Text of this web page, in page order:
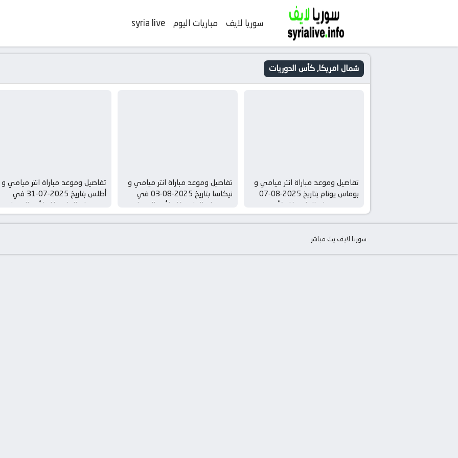
سوريا لايف مباريات اليوم syria live
شمال امريكا, كأس الدوريات
تفاصيل وموعد مباراة انتر ميامي و
بوماس يونام بتاريخ 2025-08-07
في دوري شمال امريكا, كأس
الدوريات
تفاصيل وموعد مباراة انتر ميامي و
نيكاسا بتاريخ 2025-08-03 في
دوري شمال امريكا, كأس الدوريات
تفاصيل وموعد مباراة انتر ميامي و
أطلس بتاريخ 2025-07-31 في
دوري شمال امريكا, كأس الدوريات
سوريا لايف يث مباشر